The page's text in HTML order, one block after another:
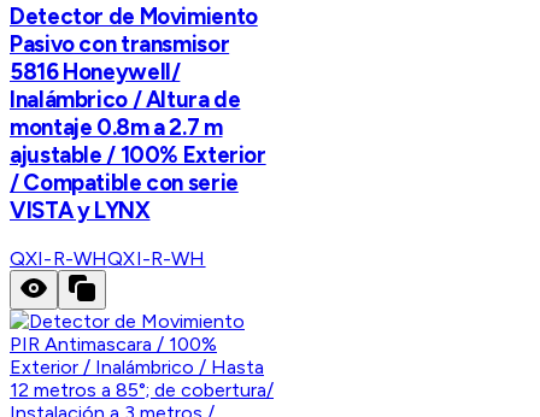
Detector de Movimiento
Pasivo con transmisor
5816 Honeywell/
Inalámbrico / Altura de
montaje 0.8m a 2.7 m
ajustable / 100% Exterior
/ Compatible con serie
VISTA y LYNX
QXI-R-WHQXI-R-WH